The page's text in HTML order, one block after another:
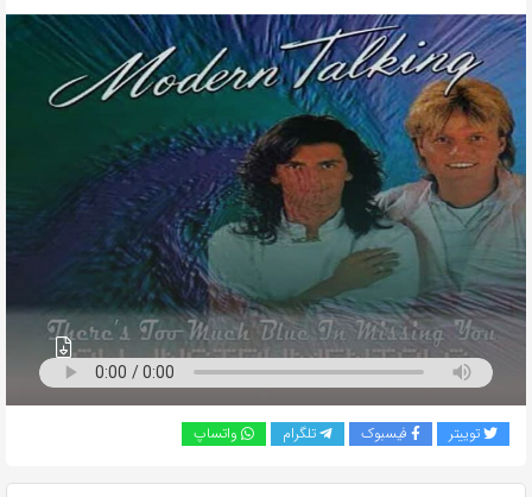
را
با
دوستان
خود
به
اشتراک
بگذارید.
کپی
لینک
توییتر فیسبوک تلگرام واتساپ